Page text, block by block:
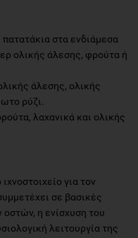
στα ενδιάμεσα
ολικής άλεσης, φρούτα ή
άλεσης, ολικής
ρύζι.
λαχανικά και ολικής
για τον
σε βασικές
οστών, η ενίσχυση του
λειτουργία της